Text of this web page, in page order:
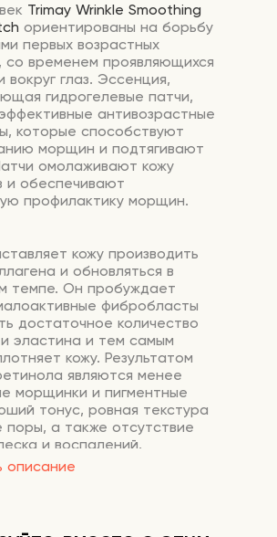
описание
Trimay Wrinkle Smoothing
ориентированы на борьбу
первых возрастных
со временем проявляющихся
вокруг глаз. Эссенция,
гидрогелевые патчи,
антивозрастные
которые способствуют
морщин и подтягивают
омолаживают кожу
и обеспечивают
профилактику морщин.
кожу производить
и обновляться в
темпе. Он пробуждает
фибробласты
достаточное количество
эластина и тем самым
кожу. Результатом
являются менее
морщинки и пигментные
тонус, ровная текстура
поры, а также отсутствие
и воспалений.
повышает упругость и